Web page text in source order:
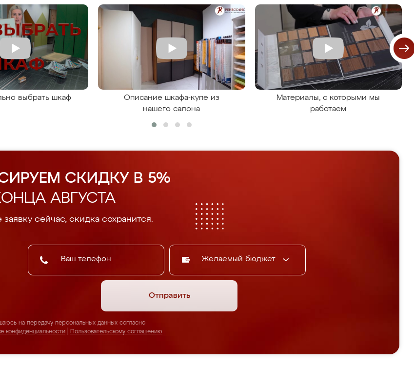
выбрать шкаф
Описание шкафа-купе из
нашего салона
Материалы, с которыми мы
работаем
СКИДКУ В 5%
АВГУСТА
заявку сейчас, скидка сохранится.
Желаемый бюджет
Отправить
на передачу персональных данных согласно
конфиденциальности
Пользовательскому соглашению